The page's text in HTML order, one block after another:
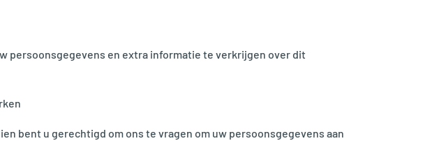
persoonsgegevens en extra informatie te verkrijgen over dit
bent u gerechtigd om ons te vragen om uw persoonsgegevens aan